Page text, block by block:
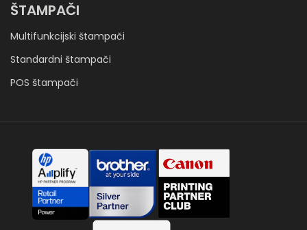
ŠTAMPAČI
Multifunkcijski štampači
Standardni štampači
POS štampači